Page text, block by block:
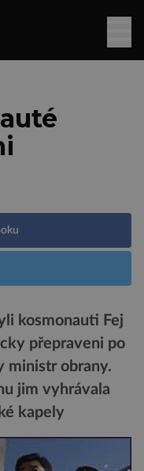
kosmonauti Fej
přepraveni po
ministr obrany.
jim vyhrávala
kapely